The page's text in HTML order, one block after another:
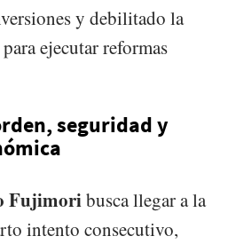
y debilitado la
ejecutar reformas
seguridad y
Fujimoribusca llegar a la
intento consecutivo,